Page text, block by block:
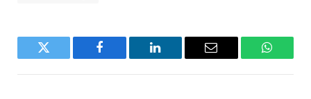
Twitter Facebook LinkedIn Email